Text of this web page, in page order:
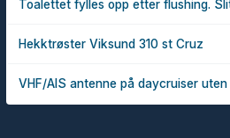
Toalettet fylles opp etter flushing.
Hekktrøster Viksund 310 st Cruz
VHF/AIS antenne på daycruiser